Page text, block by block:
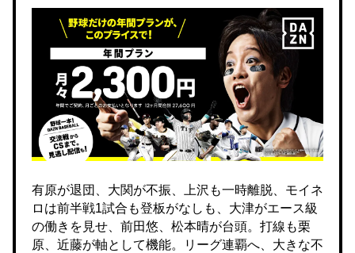
有原が退団、大関が不振、上沢も一時離脱、モイネ
ロは前半戦1試合も登板がなしも、大津がエース級
の働きを見せ、前田悠、松本晴が台頭。打線も栗
原、近藤が軸として機能。リーグ連覇へ、大きな不